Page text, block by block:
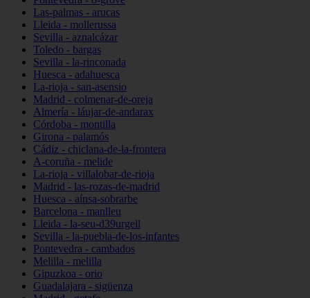
Las-palmas - arucas
Lleida - mollerussa
Sevilla - aznalcázar
Toledo - bargas
Sevilla - la-rinconada
Huesca - adahuesca
La-rioja - san-asensio
Madrid - colmenar-de-oreja
Almería - láujar-de-andarax
Córdoba - montilla
Girona - palamós
Cádiz - chiclana-de-la-frontera
A-coruña - melide
La-rioja - villalobar-de-rioja
Madrid - las-rozas-de-madrid
Huesca - aínsa-sobrarbe
Barcelona - manlleu
Lleida - la-seu-d39urgell
Sevilla - la-puebla-de-los-infantes
Pontevedra - cambados
Melilla - melilla
Gipuzkoa - orio
Guadalajara - sigüenza